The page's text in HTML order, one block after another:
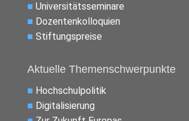
■ Universitätsseminare
■ Dozentenkolloquien
■ Stiftungspreise
Aktuelle Themenschwerpunkte
■ Hochschulpolitik
■ Digitalisierung